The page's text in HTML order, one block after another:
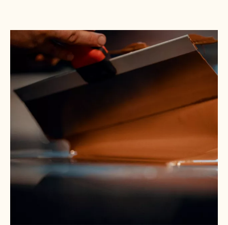
ŠÉFKUCHAŘI
Degustační ochutnávky a průzkumy v různých
zemích ukázaly, že Callebaut je mezi šéfkuchaři
nejoblíbenější značkou belgické čokolády.
Ochutnávky ukázaly, že si chuť našich čokolád oblíbili
šéfkuchaři po celém světě a upřednostňuje ji 7 z 10
belgických spotřebitelů.*